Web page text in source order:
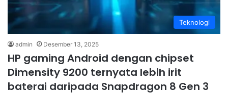
Teknologi
admin Desember 13, 2025
HP gaming Android dengan chipset
Dimensity 9200 ternyata lebih irit
baterai daripada Snapdragon 8 Gen 3